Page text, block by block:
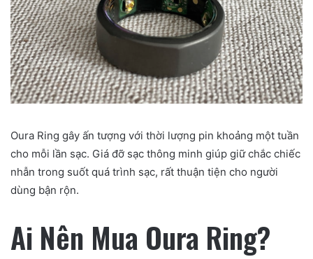
Oura Ring gây ấn tượng với thời lượng pin khoảng một tuần
cho mỗi lần sạc. Giá đỡ sạc thông minh giúp giữ chắc chiếc
nhẫn trong suốt quá trình sạc, rất thuận tiện cho người
dùng bận rộn.
Ai Nên Mua Oura Ring?